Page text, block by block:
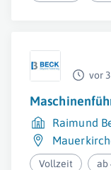
vor
Raimund
Vollzeit ab